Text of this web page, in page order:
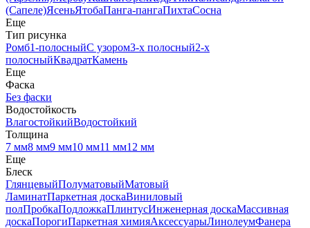
(Сапеле)ЯсеньЯтобаПанга-пангаПихтаСосна
Еще
Тип рисунка
Ромб1-полосныйС узором3-х полосный2-х
полосныйКвадратКамень
Еще
Фаска
Без фаски
Водостойкость
ВлагостойкийВодостойкий
Толщина
7 мм8 мм9 мм10 мм11 мм12 мм
Еще
Блеск
ГлянцевыйПолуматовыйМатовый
ЛаминатПаркетная доскаВиниловый
полПробкаПодложкаПлинтусИнженерная доскаМассивная
доскаПорогиПаркетная химияАксессуарыЛинолеумФанера